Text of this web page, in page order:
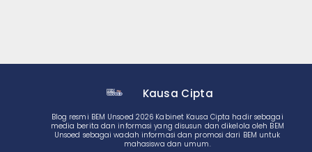
Kausa Cipta
Blog resmi BEM Unsoed 2026 Kabinet Kausa Cipta hadir sebagai
media berita dan informasi yang disusun dan dikelola oleh BEM
Unsoed sebagai wadah informasi dan promosi dari BEM untuk
mahasiswa dan umum.